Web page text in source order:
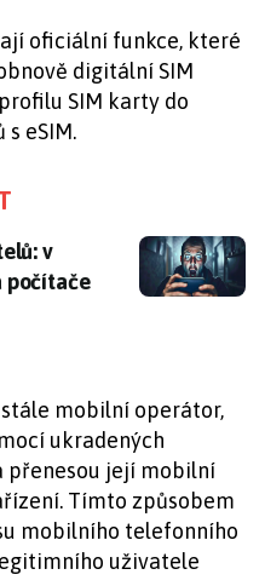
oficiální funkce, které
digitální SIM
SIM karty do
eSIM.
v problémech jsou
v
počítače
mobilní operátor,
ukradených
přenesou její mobilní
Tímto způsobem
mobilního telefonního
uživatele